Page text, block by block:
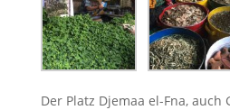
Der Platz Dje­maa el-Fna,